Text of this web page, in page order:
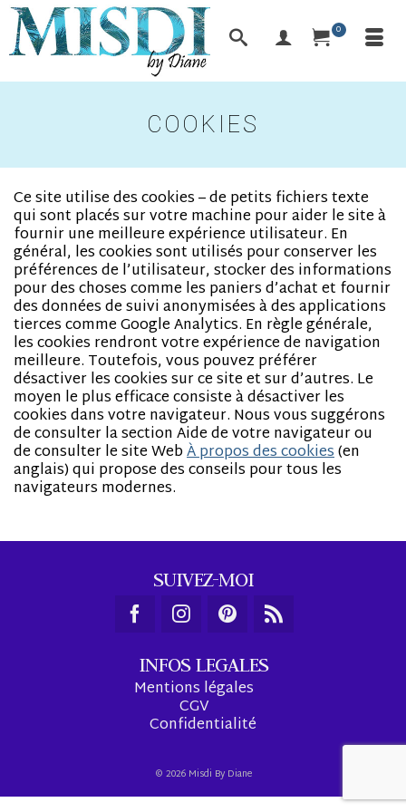
0
COOKIES
Ce site utilise des cookies – de petits fichiers texte
qui sont placés sur votre machine pour aider le site à
fournir une meilleure expérience utilisateur. En
général, les cookies sont utilisés pour conserver les
préférences de l’utilisateur, stocker des informations
pour des choses comme les paniers d’achat et fournir
des données de suivi anonymisées à des applications
tierces comme Google Analytics. En règle générale,
les cookies rendront votre expérience de navigation
meilleure. Toutefois, vous pouvez préférer
désactiver les cookies sur ce site et sur d’autres. Le
moyen le plus efficace consiste à désactiver les
cookies dans votre navigateur. Nous vous suggérons
de consulter la section Aide de votre navigateur ou
de consulter le site WebÀ propos des cookies(en
anglais) qui propose des conseils pour tous les
navigateurs modernes.
SUIVEZ-MOI
INFOS LEGALES
Mentions légales
CGV
Confidentialité
© 2026 Misdi By Diane